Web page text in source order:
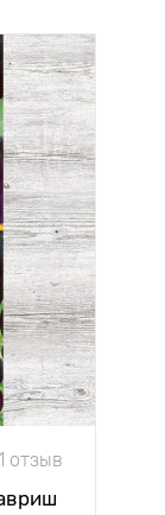
отзыв